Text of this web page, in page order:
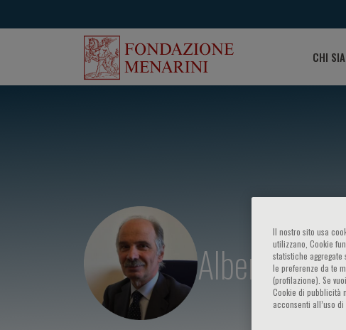
CHI
Alberico
Il nostro sito usa
utilizzano, Cookie
statistiche
le preferenze da te
(profilazione). Se
Cookie di pubblicità
acconsenti all’uso